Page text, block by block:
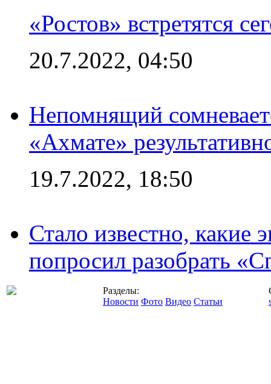
«Ростов» встретятся
20.7.2022, 04:50
Непомнящий
«Ахмате»
19.7.2022, 18:50
Стало известно, какие
попросил разобрать
Разделы:
Новости Фото Видео Статьи